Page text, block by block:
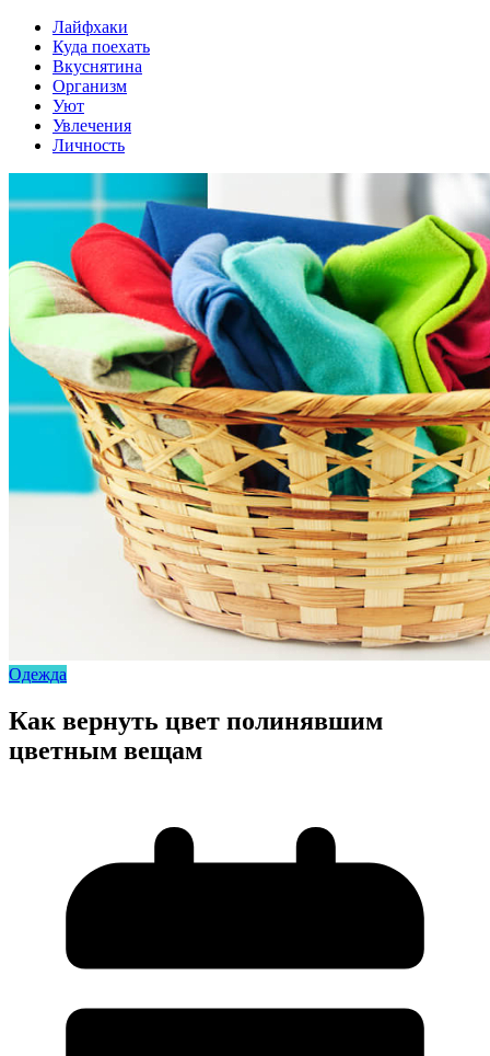
Лайфхаки
Куда поехать
Вкуснятина
Организм
Уют
Увлечения
Личность
Одежда
Как вернуть цвет полинявшим
цветным вещам